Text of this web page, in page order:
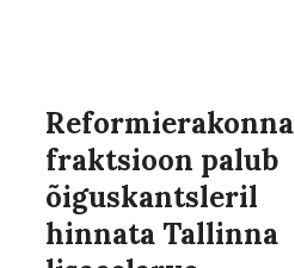
Reformierakonna
fraktsioon palub
õiguskantsleril
hinnata Tallinna